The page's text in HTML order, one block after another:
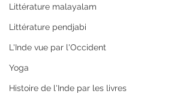
Littérature malayalam
Littérature pendjabi
L'Inde vue par l'Occident
Yoga
Histoire de l'Inde par les livres